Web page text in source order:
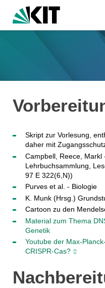
Skript zur Vorlesung,
daher mit
Campbell, Reece, Markl
Lehrbuchsammlung,
97 E 322(6,N))
Purves et al. - Biologie
K. Munk (Hrsg.)
Cartoon zu den
Material zum Thema
Genetik
Youtube der Max-
CRISPR-Cas?